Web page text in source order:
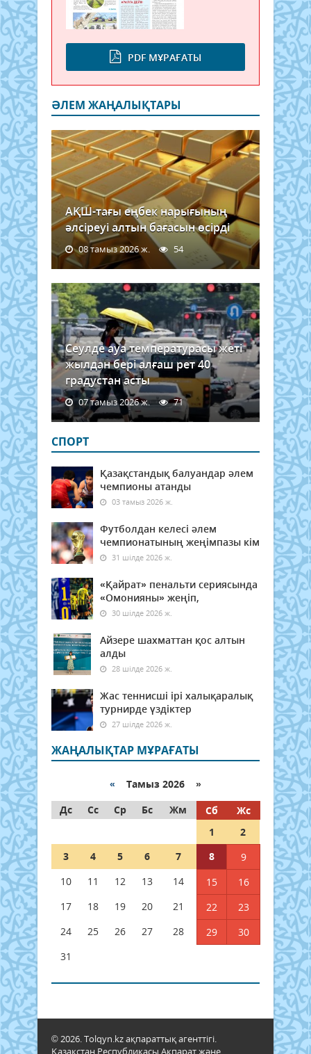
PDF МҰРАҒАТЫ
ӘЛЕМ ЖАҢАЛЫҚТАРЫ
АҚШ-тағы еңбек нарығының
әлсіреуі алтын бағасын өсірді
08 тамыз 2026 ж. 54
Сеулде ауа температурасы жеті
жылдан бері алғаш рет 40
градустан асты
07 тамыз 2026 ж. 71
СПОРТ
Қазақстандық балуандар әлем
чемпионы атанды
03 тамыз 2026 ж.
Футболдан келесі әлем
чемпионатының жеңімпазы кім
31 шілде 2026 ж.
«Қайрат» пенальти сериясында
«Омонияны» жеңіп,
30 шілде 2026 ж.
Айзере шахматтан қос алтын
алды
28 шілде 2026 ж.
Жас теннисші ірі халықаралық
турнирде үздіктер
27 шілде 2026 ж.
ЖАҢАЛЫҚТАР МҰРАҒАТЫ
« Тамыз 2026 »
Дс
Сс Ср Бс Жм Сб
Жс
1
2
3
4 5 6 7 8
9
10
11 12 13 14 15
16
17
18 19 20 21 22
23
24
25 26 27 28 29
30
31
© 2026. Tolqyn.kz ақпараттық агенттігі.
Қазақстан Республикасы Ақпарат және